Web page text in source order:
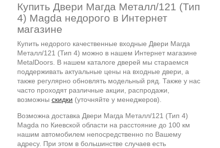
Купить Двери Магда Металл/121 (Тип
4) Magda недорого в Интернет
магазине
Купить недорого качественные входные Двери Магда
Металл/121 (Тип 4) можно в нашем Интернет магазине
MetalDoors. В нашем каталоге дверей мы стараемся
поддерживать актуальные цены на входные двери, а
также регулярно обновлять модельный ряд. Также у нас
часто проходят различные акции, распродажи,
возможны скидки (уточняйте у менеджеров).
Возможна доставка Двери Магда Металл/121 (Тип 4)
Magda по Киевской области на расстояние до 100 км
нашим автомобилем непосредственно по Вашему
адресу. При этом в большинстве случаев есть